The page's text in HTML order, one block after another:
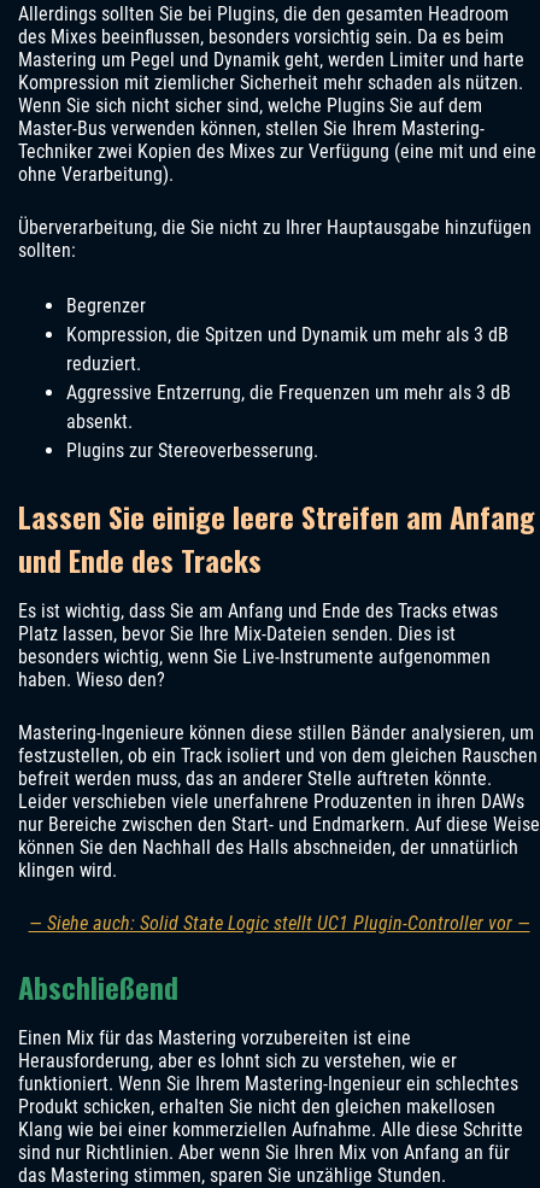
Allerdings sollten Sie bei Plugins, die den gesamten Headroom
des Mixes beeinflussen, besonders vorsichtig sein. Da es beim
Mastering um Pegel und Dynamik geht, werden Limiter und harte
Kompression mit ziemlicher Sicherheit mehr schaden als nützen.
Wenn Sie sich nicht sicher sind, welche Plugins Sie auf dem
Master-Bus verwenden können, stellen Sie Ihrem Mastering-
Techniker zwei Kopien des Mixes zur Verfügung (eine mit und eine
ohne Verarbeitung).
Überverarbeitung, die Sie nicht zu Ihrer Hauptausgabe hinzufügen
sollten:
Begrenzer
Kompression, die Spitzen und Dynamik um mehr als 3 dB
reduziert.
Aggressive Entzerrung, die Frequenzen um mehr als 3 dB
absenkt.
Plugins zur Stereoverbesserung.
Lassen Sie einige leere Streifen am Anfang
und Ende des Tracks
Es ist wichtig, dass Sie am Anfang und Ende des Tracks etwas
Platz lassen, bevor Sie Ihre Mix-Dateien senden. Dies ist
besonders wichtig, wenn Sie Live-Instrumente aufgenommen
haben. Wieso den?
Mastering-Ingenieure können diese stillen Bänder analysieren, um
festzustellen, ob ein Track isoliert und von dem gleichen Rauschen
befreit werden muss, das an anderer Stelle auftreten könnte.
Leider verschieben viele unerfahrene Produzenten in ihren DAWs
nur Bereiche zwischen den Start- und Endmarkern. Auf diese Weise
können Sie den Nachhall des Halls abschneiden, der unnatürlich
klingen wird.
— Siehe auch: Solid State Logic stellt UC1 Plugin-Controller vor —
Abschließend
Einen Mix für das Mastering vorzubereiten ist eine
Herausforderung, aber es lohnt sich zu verstehen, wie er
funktioniert. Wenn Sie Ihrem Mastering-Ingenieur ein schlechtes
Produkt schicken, erhalten Sie nicht den gleichen makellosen
Klang wie bei einer kommerziellen Aufnahme. Alle diese Schritte
sind nur Richtlinien. Aber wenn Sie Ihren Mix von Anfang an für
das Mastering stimmen, sparen Sie unzählige Stunden.